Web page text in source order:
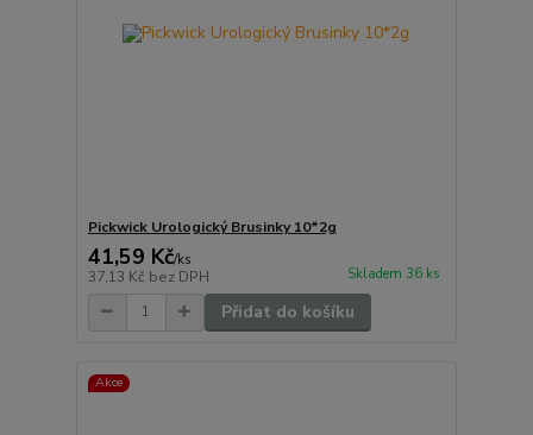
Pickwick Urologický Brusinky 10*2g
41,59 Kč/ks
37,13 Kč bez DPH Skladem 36 ks
Přidat do košíku
Akce